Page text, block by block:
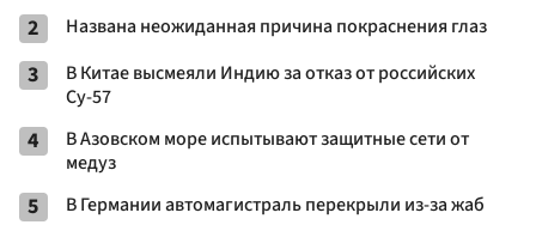
2 Названа неожиданная причина покраснения глаз
3
В Китае высмеяли Индию за отказ от российских
Су-57
4
В Азовском море испытывают защитные сети от
медуз
5 В Германии автомагистраль перекрыли из-за жаб